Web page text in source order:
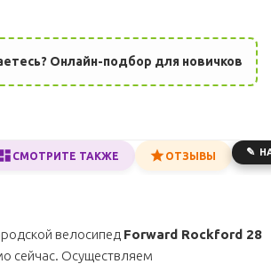
Онлайн-подбор для новичков
СМОТРИТЕ ТАКЖЕ ОТЗЫВЫ
велосипед Forward Rockford 28
сейчас. Осуществляем